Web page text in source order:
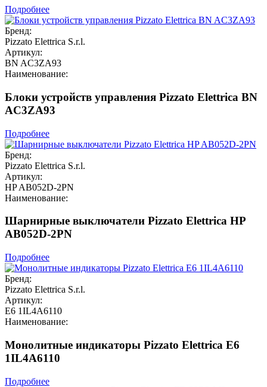
Подробнее
Бренд:
Pizzato Elettrica S.r.l.
Артикул:
BN AC3ZA93
Наименование:
Блоки устройств управления Pizzato Elettrica BN
AC3ZA93
Подробнее
Бренд:
Pizzato Elettrica S.r.l.
Артикул:
HP AB052D-2PN
Наименование:
Шарнирные выключатели Pizzato Elettrica HP
AB052D-2PN
Подробнее
Бренд:
Pizzato Elettrica S.r.l.
Артикул:
E6 1IL4A6110
Наименование:
Монолитные индикаторы Pizzato Elettrica E6
1IL4A6110
Подробнее